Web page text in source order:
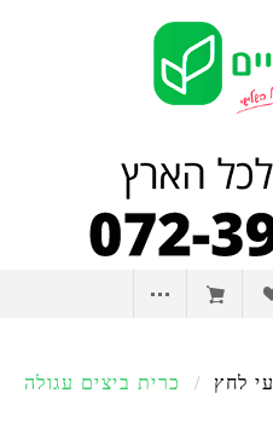
לחץ / כרית ביצים עגולה